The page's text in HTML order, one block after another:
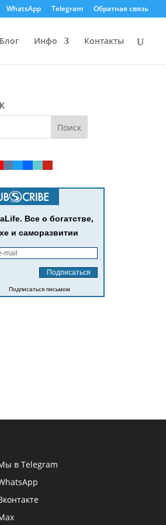
WhatsApp Telegram Обратная связь
Блог Инфо Контакты
Все о богатстве,
и саморазвитии
Подписаться письмом
в Telegram